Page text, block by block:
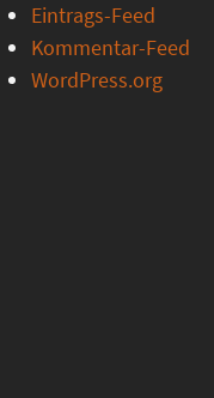
Eintrags-Feed
Kommentar-Feed
WordPress.org